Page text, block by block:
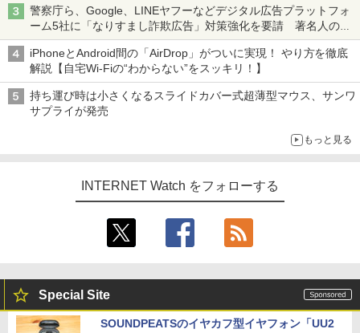
警察庁ら、Google、LINEヤフーなどデジタル広告プラットフォ
ーム5社に「なりすまし詐欺広告」対策強化を要請 著名人の写
真や映像を使った投資詐欺などへの対策として
iPhoneとAndroid間の「AirDrop」がついに実現！ やり方を徹底
解説【自宅Wi-Fiの“わからない”をスッキリ！】
持ち運び時は小さくなるスライドカバー式超薄型マウス、サンワ
サプライが発売
もっと見る
INTERNET Watch をフォローする
Special Site
SOUNDPEATSのイヤカフ型イヤフォン「UU2